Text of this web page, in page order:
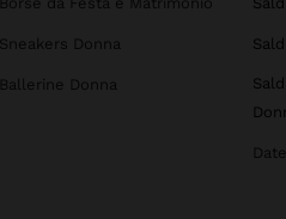
Sneakers Donna
Ballerine Donna